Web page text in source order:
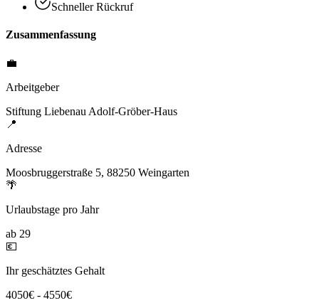
Schneller Rückruf
Zusammenfassung
💼
Arbeitgeber
Stiftung Liebenau Adolf-Gröber-Haus
📍
Adresse
Moosbruggerstraße 5, 88250 Weingarten
🌴
Urlaubstage pro Jahr
ab 29
💶
Ihr geschätztes Gehalt
4050€ - 4550€